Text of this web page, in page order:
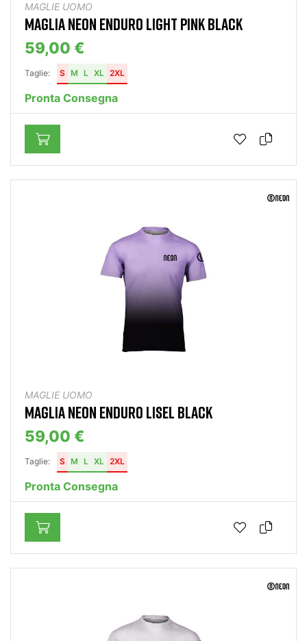
MAGLIE UOMO
MAGLIA NEON ENDURO LIGHT PINK BLACK
59,00 €
Taglie: S M L XL 2XL
Pronta Consegna
MAGLIE UOMO
MAGLIA NEON ENDURO LISEL BLACK
59,00 €
Taglie: S M L XL 2XL
Pronta Consegna